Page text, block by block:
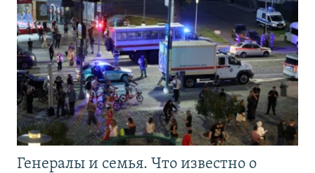
Генералы и семья. Что известно о